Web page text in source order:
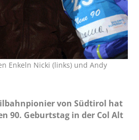
Enkeln Nicki (links) und Andy
von Südtirol hat
90. Geburtstag in der Col Alt